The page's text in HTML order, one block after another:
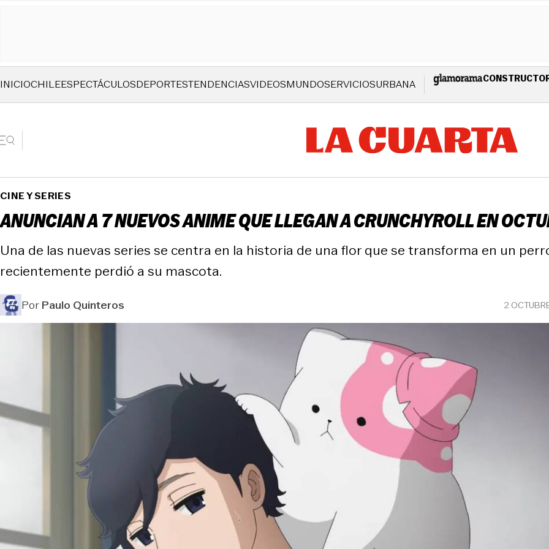
INICIOCHILEESPECTÁCULOSDEPORTESTENDENCIASVIDEOSMUNDOSERVICIOSURBANA
CINE Y SERIES
ANUNCIAN A 7 NUEVOS ANIME QUE LLEGAN A CRUNCHYROLL EN
Una de las nuevas series se centra en la historia de una flor que se transforma en un
recientemente perdió a su mascota.
PorPaulo Quinteros 2